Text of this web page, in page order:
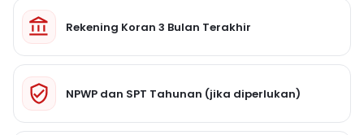
Rekening Koran 3 Bulan Terakhir
NPWP dan SPT Tahunan (jika diperlukan)